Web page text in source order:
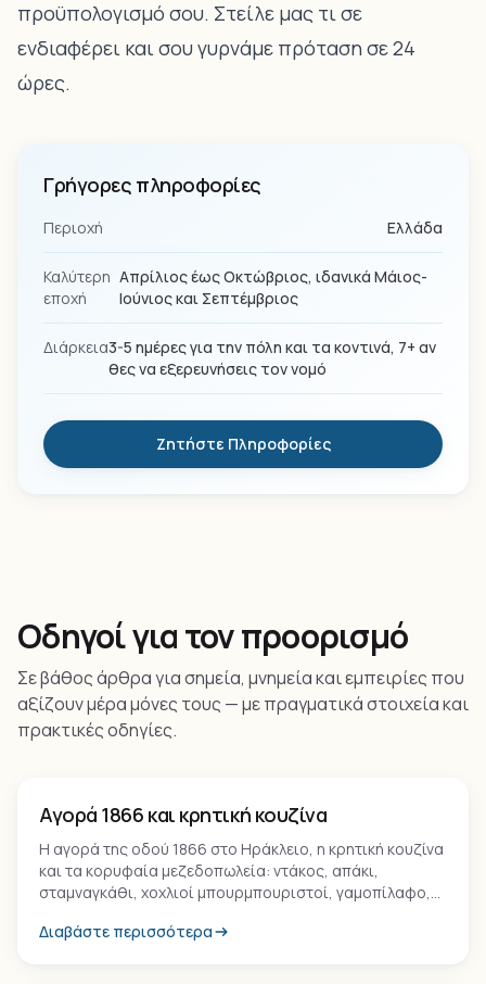
προϋπολογισμό σου. Στείλε μας τι σε
ενδιαφέρει και σου γυρνάμε πρόταση σε 24
ώρες.
Γρήγορες πληροφορίες
Περιοχή Ελλάδα
Καλύτερη
εποχή
Απρίλιος έως Οκτώβριος, ιδανικά Μάιος-
Ιούνιος και Σεπτέμβριος
Διάρκεια3-5 ημέρες για την πόλη και τα κοντινά, 7+ αν
θες να εξερευνήσεις τον νομό
Ζητήστε Πληροφορίες
Οδηγοί για τον προορισμό
Σε βάθος άρθρα για σημεία, μνημεία και εμπειρίες που
αξίζουν μέρα μόνες τους — με πραγματικά στοιχεία και
πρακτικές οδηγίες.
Εμπειρία
Αγορά 1866 και κρητική κουζίνα
Η αγορά της οδού 1866 στο Ηράκλειο, η κρητική κουζίνα
και τα κορυφαία μεζεδοπωλεία: ντάκος, απάκι,
σταμναγκάθι, χοχλιοί μπουρμπουριστοί, γαμοπίλαφο,
Διαβάστε περισσότερα